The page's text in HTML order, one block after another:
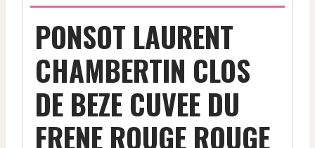
Rouge
2022
PONSOT LAURENT
CHAMBERTIN CLOS
DE BEZE CUVEE DU
FRENE ROUGE ROUGE